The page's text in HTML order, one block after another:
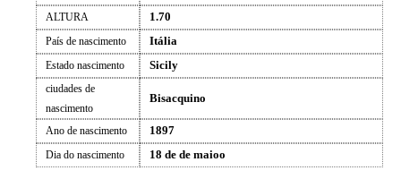
ALTURA
1.70
País de nascimento Itália
Estado nascimento Sicily
ciudades de
nascimento
Bisacquino
Ano de nascimento 1897
Dia do nascimento 18 de de maioo